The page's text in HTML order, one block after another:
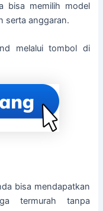
bisa memilih model
serta anggaran.
melalui tombol di
bisa mendapatkan
termurah tanpa